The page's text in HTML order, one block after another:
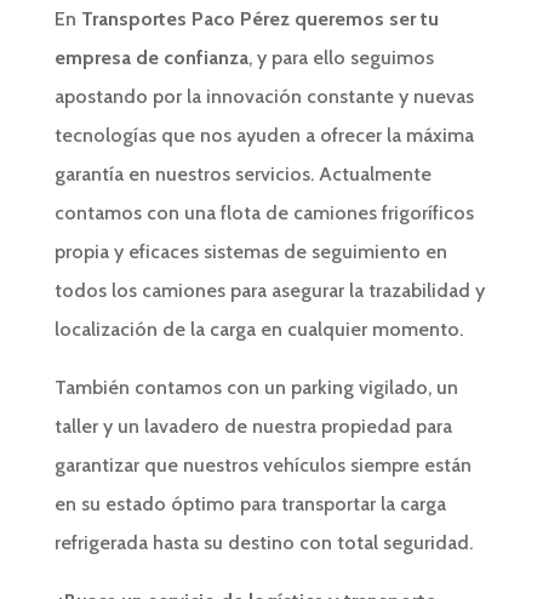
En Transportes Paco Pérez queremos ser tu
empresa de confianza, y para ello seguimos
apostando por la innovación constante y nuevas
tecnologías que nos ayuden a ofrecer la máxima
garantía en nuestros servicios. Actualmente
contamos con una flota de camiones frigoríficos
propia y eficaces sistemas de seguimiento en
todos los camiones para asegurar la trazabilidad y
localización de la carga en cualquier momento.
También contamos con un parking vigilado, un
taller y un lavadero de nuestra propiedad para
garantizar que nuestros vehículos siempre están
en su estado óptimo para transportar la carga
refrigerada hasta su destino con total seguridad.